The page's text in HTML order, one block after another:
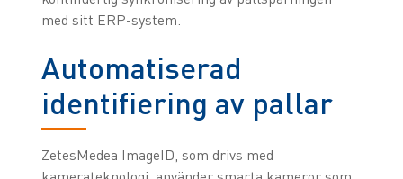
med sitt ERP-system.
Automatiserad
identifiering av pallar
ZetesMedea ImageID, som drivs med